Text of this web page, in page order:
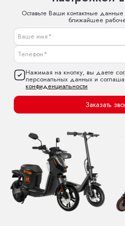
Оставьте Ваши контактные
ближайшее
Нажимая на кнопку, вы даете
персональных данных и
конфиденциальности
Заказать